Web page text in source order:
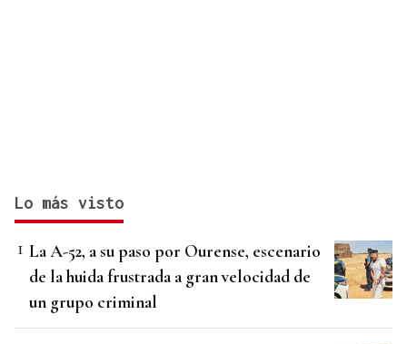
Lo más visto
La A-52, a su paso por Ourense, escenario
de la huida frustrada a gran velocidad de
un grupo criminal